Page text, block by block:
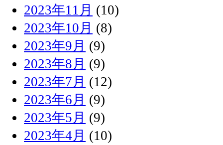
2023年11月 (10)
2023年10月 (8)
2023年9月 (9)
2023年8月 (9)
2023年7月 (12)
2023年6月 (9)
2023年5月 (9)
2023年4月 (10)